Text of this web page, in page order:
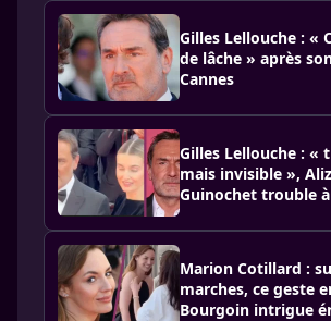
Gilles Lellouche : «
de lâche » après
Cannes
Gilles Lellouche : «
mais invisible »,
Guinochet trouble à
Marion Cotillard :
marches, ce geste
Bourgoin intrigue